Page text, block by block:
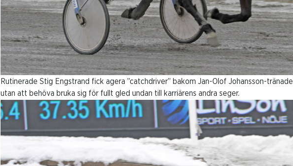
Rutinerade Stig Engstrand fick agera ”catchdriver” bakom Jan-Olof Johansson-tränade
utan att behöva bruka sig för fullt gled undan till karriärens andra seger.